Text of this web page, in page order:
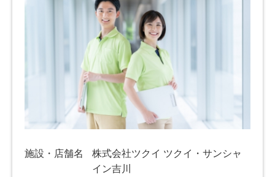
施設・店舗名
株式会社ツクイ ツクイ・サンシャ
イン吉川